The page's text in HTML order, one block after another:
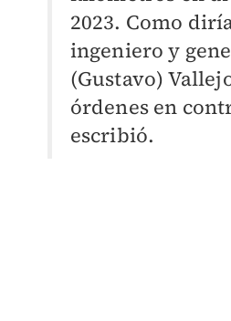
2023. Como
ingeniero y
(Gustavo)
órdenes en
escribió.